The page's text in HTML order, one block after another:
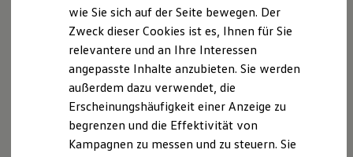
Fahrerassistenz- und Sicherheitssysteme
Kontrollleuchten
Kurzfahrprofile und Ölverdünnung
XTL-Dieselkraftstoff
Ersatzteile und Betriebsflüssigkeiten
Original Zubehör und Lifestyle Produkte
myVolkswagen
myVolkswagen Business
Elektrisch & Autonom
Wir freuen uns, dass Sie unsere Webseite der Paul
Dobbratz GmbH, Gandersheimer Str. 26, 31195
Lamspringe,info@dobbratz.de besuchen. Im
Folgenden informieren wir Sie über die Verarbeitung
Ihrer personenbezogenen Daten durch uns im
Zusammenhang mit Ihrem Besuch unserer Webseite.
B. Verarbeitung Ihrer personenbezogenen
wie Sie sich auf der Seite bewegen. Der
Zweck dieser Cookies ist es, Ihnen für Sie
relevantere und an Ihre Interessen
angepasste Inhalte anzubieten. Sie werden
außerdem dazu verwendet, die
Erscheinungshäufigkeit einer Anzeige zu
begrenzen und die Effektivität von
Kampagnen zu messen und zu steuern. Sie